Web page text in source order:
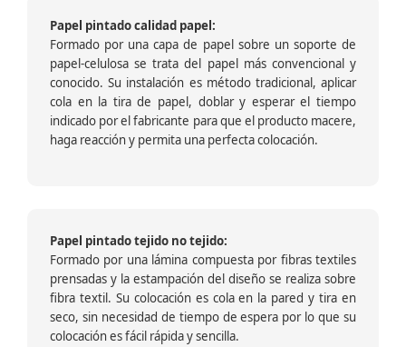
Papel pintado calidad papel:
Formado por una capa de papel sobre un soporte de
papel-celulosa se trata del papel más convencional y
conocido. Su instalación es método tradicional, aplicar
cola en la tira de papel, doblar y esperar el tiempo
indicado por el fabricante para que el producto macere,
haga reacción y permita una perfecta colocación.
Papel pintado tejido no tejido:
Formado por una lámina compuesta por fibras textiles
prensadas y la estampación del diseño se realiza sobre
fibra textil. Su colocación es cola en la pared y tira en
seco, sin necesidad de tiempo de espera por lo que su
colocación es fácil rápida y sencilla.